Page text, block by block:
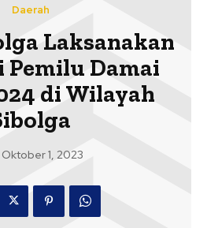
Daerah
Laksanakan
Pemilu Damai
di Wilayah
Oktober 1, 2023